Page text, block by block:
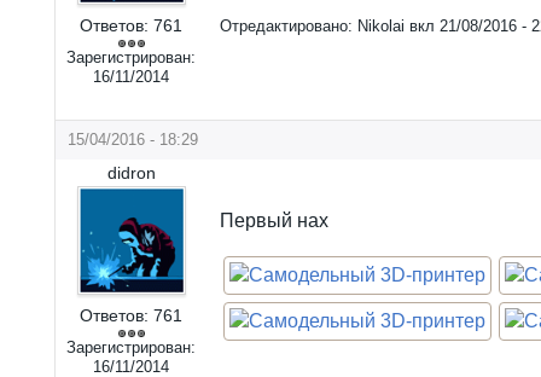
Ответов: 761
Зарегистрирован:
16/11/2014
Отредактировано: Nikolai вкл 21/08/2016 -
15/04/2016 - 18:29
didron
Ответов: 761
Зарегистрирован:
16/11/2014
Первый нах